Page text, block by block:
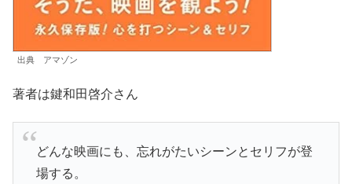
出典 アマゾン
著者は鍵和田啓介さん
どんな映画にも、忘れがたいシーンとセリフが登
場する。